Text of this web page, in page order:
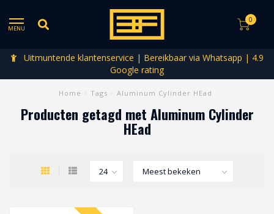
MENU
0
Uitmuntende klantenservice | Bereikbaar via Whatsapp | 4.9
Google rating
Home Tags Aluminum Cylinder HEad
Producten getagd met Aluminum Cylinder
HEad